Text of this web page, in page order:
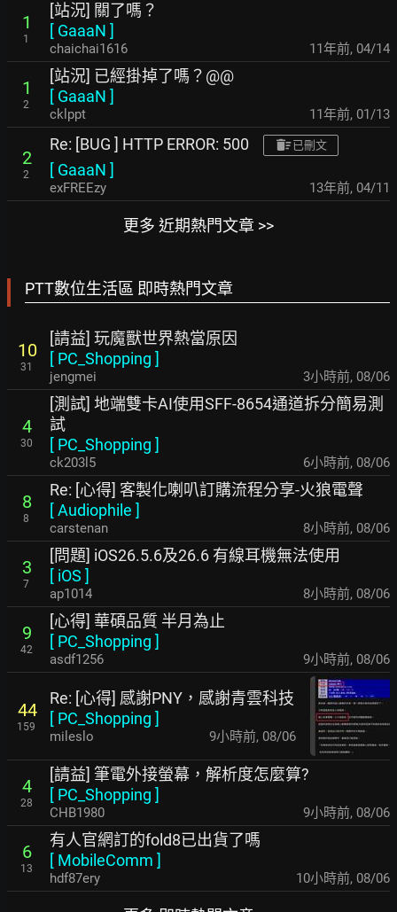
1
1
[站況] 關了嗎？
[ GaaaN ]
chaichai1616 11年前, 04/14
1
2
[站況] 已經掛掉了嗎？@@
[ GaaaN ]
cklppt 11年前, 01/13
2
2
Re: [BUG ] HTTP ERROR: 500 已刪文
[ GaaaN ]
exFREEzy 13年前, 04/11
更多 近期熱門文章 >>
PTT數位生活區 即時熱門文章
10
31
[請益] 玩魔獸世界熱當原因
[ PC_Shopping ]
jengmei 3小時前, 08/06
4
30
[測試] 地端雙卡AI使用SFF-8654通道拆分簡易測
試
[ PC_Shopping ]
ck203l5 6小時前, 08/06
8
8
Re: [心得] 客製化喇叭訂購流程分享-火狼電聲
[Audiophile ]
carstenan 8小時前, 08/06
3
7
[問題] iOS26.5.6及26.6 有線耳機無法使用
[ iOS ]
ap1014 8小時前, 08/06
9
42
[心得] 華碩品質 半月為止
[ PC_Shopping ]
asdf1256 9小時前, 08/06
44
159
Re: [心得] 感謝PNY，感謝青雲科技
[ PC_Shopping ]
mileslo 9小時前, 08/06
4
28
[請益] 筆電外接螢幕，解析度怎麼算?
[ PC_Shopping ]
CHB1980 9小時前, 08/06
6
13
有人官網訂的fold8已出貨了嗎
[ MobileComm ]
hdf87ery 10小時前, 08/06